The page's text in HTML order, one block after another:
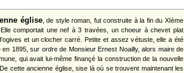
église, de style roman, fut construite à la fin du XIème
comportait une nef à 3 travées, un choeur à chevet plat
et un clocher carré. Petite et assez vétuste, elle a été
en 1895, sur ordre de Monsieur Ernest Noailly, alors maire de
qui avait lui-même finançé la construction de la nouvelle
cette ancienne église, sise là où se trouvent maintenant les